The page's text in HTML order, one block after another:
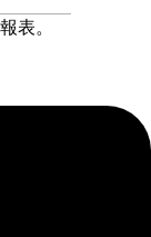
表。